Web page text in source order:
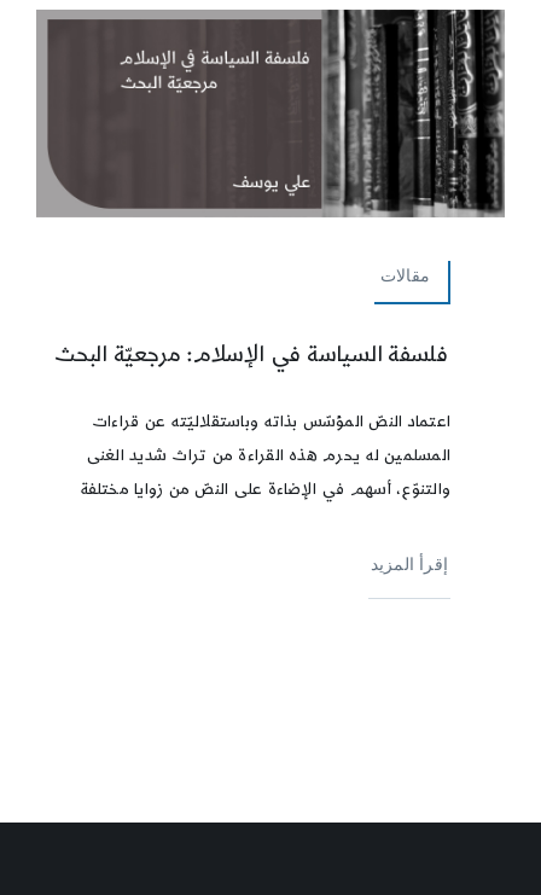
مقالات
فلسفة السياسة في الإسلام: مرجعيّة البحث
اعتماد النصّ المؤسّس بذاته وباستقلاليّته عن قراءات
المسلمين له يحرم هذه القراءة من تراث شديد الغنى
والتنوّع، أسهم في الإضاءة على النصّ من زوايا مختلفة
إقرأ المزيد